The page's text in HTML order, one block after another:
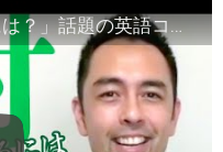
「英語が話せるようになるには？」話題の英語コーチングサービス『プログリット』の代表と英語で対談【#402】